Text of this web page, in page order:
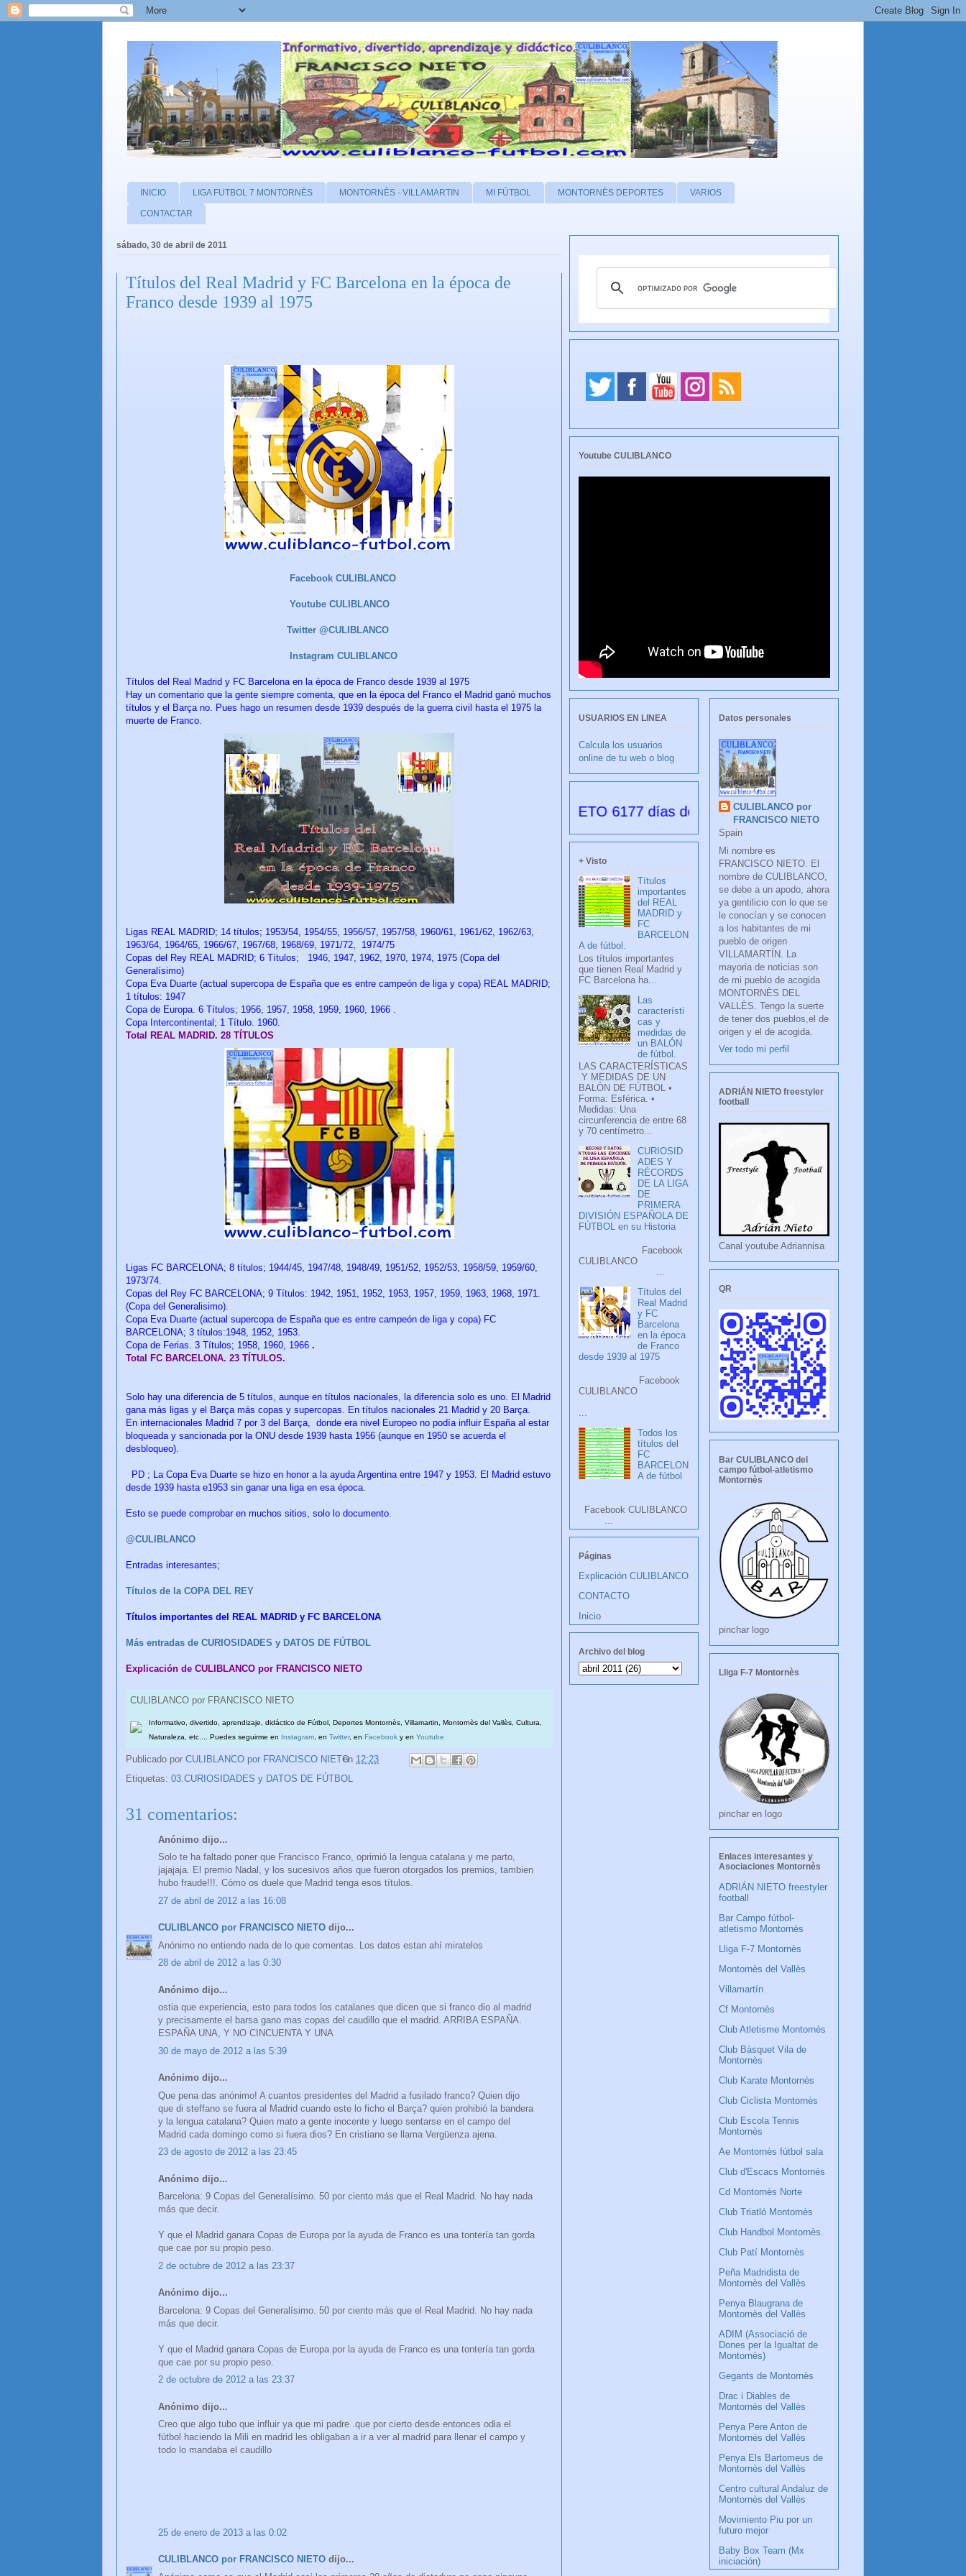
INICIO LIGA FUTBOL 7 MONTORNÈS MONTORNÈS - VILLAMARTIN MI FÚTBOL MONTORNÈS DEPORTES VARIOS
CONTACTAR
sábado, 30 de abril de 2011
Títulos del Real Madrid y FC Barcelona en la época de
Franco desde 1939 al 1975
Facebook CULIBLANCO
Youtube CULIBLANCO
Twitter @CULIBLANCO
Instagram CULIBLANCO
Títulos del Real Madrid y FC Barcelona en la época de Franco desde 1939 al 1975
Hay un comentario que la gente siempre comenta, que en la época del Franco el Madrid ganó muchos
títulos y el Barça no. Pues hago un resumen desde 1939 después de la guerra civil hasta el 1975 la
muerte de Franco.
Ligas REAL MADRID; 14 títulos; 1953/54, 1954/55, 1956/57, 1957/58, 1960/61, 1961/62, 1962/63,
1963/64, 1964/65, 1966/67, 1967/68, 1968/69, 1971/72, 1974/75
Copas del Rey REAL MADRID; 6 Títulos; 1946, 1947, 1962, 1970, 1974, 1975 (Copa del
Generalísimo)
Copa Eva Duarte (actual supercopa de España que es entre campeón de liga y copa) REAL MADRID;
1 títulos: 1947
Copa de Europa. 6 Títulos; 1956, 1957, 1958, 1959, 1960, 1966 .
Copa Intercontinental; 1 Título. 1960.
Total REAL MADRID. 28 TÍTULOS
Ligas FC BARCELONA; 8 títulos; 1944/45, 1947/48, 1948/49, 1951/52, 1952/53, 1958/59, 1959/60,
1973/74.
Copas del Rey FC BARCELONA; 9 Títulos: 1942, 1951, 1952, 1953, 1957, 1959, 1963, 1968, 1971.
(Copa del Generalisimo).
Copa Eva Duarte (actual supercopa de España que es entre campeón de liga y copa) FC
BARCELONA; 3 títulos:1948, 1952, 1953.
Copa de Ferias. 3 Títulos; 1958, 1960, 1966 .
Total FC BARCELONA. 23 TÍTULOS.
Solo hay una diferencia de 5 títulos, aunque en títulos nacionales, la diferencia solo es uno. El Madrid
gana más ligas y el Barça más copas y supercopas. En títulos nacionales 21 Madrid y 20 Barça.
En internacionales Madrid 7 por 3 del Barça, donde era nivel Europeo no podía influir España al estar
bloqueada y sancionada por la ONU desde 1939 hasta 1956 (aunque en 1950 se acuerda el
desbloqueo).
PD ; La Copa Eva Duarte se hizo en honor a la ayuda Argentina entre 1947 y 1953. El Madrid estuvo
desde 1939 hasta e1953 sin ganar una liga en esa época.
Esto se puede comprobar en muchos sitios, solo lo documento.
@CULIBLANCO
Entradas interesantes;
Títulos de la COPA DEL REY
Títulos importantes del REAL MADRID y FC BARCELONA
Más entradas de CURIOSIDADES y DATOS DE FÚTBOL
Explicación de CULIBLANCO por FRANCISCO NIETO
CULIBLANCO por FRANCISCO NIETO
Informativo, divertido, aprendizaje, didáctico de Fútbol, Deportes Montornès, Villamartin, Montornès del Vallès, Cultura,
Naturaleza, etc.... Puedes seguirme en
Instagram, en Twitter, en Facebook y en Youtube
Publicado por CULIBLANCO por FRANCISCO NIETO
en 12:23
Etiquetas: 03.CURIOSIDADES y DATOS DE FÚTBOL
31 comentarios:
Anónimo dijo...
Solo te ha faltado poner que Francisco Franco, oprimió la lengua catalana y me parto,
jajajaja. El premio Nadal, y los sucesivos años que fueron otorgados los premios, tambien
hubo fraude!!!. Cómo os duele que Madrid tenga esos títulos.
27 de abril de 2012 a las 16:08
CULIBLANCO por FRANCISCO NIETO dijo...
Anónimo no entiendo nada de lo que comentas. Los datos estan ahí miratelos
28 de abril de 2012 a las 0:30
Anónimo dijo...
ostia que experiencia, esto para todos los catalanes que dicen que si franco dio al madrid
y precisamente el barsa gano mas copas del caudillo que el madrid. ARRIBA ESPAÑA.
ESPAÑA UNA, Y NO CINCUENTA Y UNA
30 de mayo de 2012 a las 5:39
Anónimo dijo...
Que pena das anónimo! A cuantos presidentes del Madrid a fusilado franco? Quien dijo
que di steffano se fuera al Madrid cuando este lo ficho el Barça? quien prohibió la bandera
y la lengua catalana? Quien mato a gente inocente y luego sentarse en el campo del
Madrid cada domingo como si fuera dios? En cristiano se llama Vergüenza ajena.
23 de agosto de 2012 a las 23:45
Anónimo dijo...
Barcelona: 9 Copas del Generalísimo. 50 por ciento más que el Real Madrid. No hay nada
más que decir.
Y que el Madrid ganara Copas de Europa por la ayuda de Franco es una tontería tan gorda
que cae por su propio peso.
2 de octubre de 2012 a las 23:37
Anónimo dijo...
Barcelona: 9 Copas del Generalísimo. 50 por ciento más que el Real Madrid. No hay nada
más que decir.
Y que el Madrid ganara Copas de Europa por la ayuda de Franco es una tontería tan gorda
que cae por su propio peso.
2 de octubre de 2012 a las 23:37
Anónimo dijo...
Creo que algo tubo que influir ya que mi padre .que por cierto desde entonces odia el
fútbol haciendo la Mili en madrid les obligaban a ir a ver al madrid para llenar el campo y
todo lo mandaba el caudillo
25 de enero de 2013 a las 0:02
CULIBLANCO por FRANCISCO NIETO dijo...
Youtube CULIBLANCO
USUARIOS EN LINEA
Calcula los usuarios
online de tu web o blog
CULIBLANCO por FRANCISCO NIETO 6177 días desde su creación
+ Visto
Títulos
importantes
del REAL
MADRID y
FC
BARCELON
A de fútbol.
Los títulos importantes
que tienen Real Madrid y
FC Barcelona ha...
Las
característi
cas y
medidas de
un BALÓN
de fútbol.
LAS CARACTERÍSTICAS
Y MEDIDAS DE UN
BALÓN DE FÚTBOL •
Forma: Esférica. •
Medidas: Una
circunferencia de entre 68
y 70 centímetro...
CURIOSID
ADES Y
RÉCORDS
DE LA LIGA
DE
PRIMERA
DIVISIÓN ESPAÑOLA DE
FÚTBOL en su Historia
Facebook
CULIBLANCO
...
Títulos del
Real Madrid
y FC
Barcelona
en la época
de Franco
desde 1939 al 1975
Facebook
CULIBLANCO
Todos los
títulos del
FC
BARCELON
A de fútbol
Facebook CULIBLANCO
...
Páginas
Explicación CULIBLANCO
CONTACTO
Inicio
Archivo del blog
Datos personales
CULIBLANCO por
FRANCISCO NIETO
Spain
Mi nombre es
FRANCISCO NIETO. El
nombre de CULIBLANCO,
se debe a un apodo, ahora
ya gentilicio con lo que se
le conocían y se conocen
a los habitantes de mi
pueblo de origen
VILLAMARTÍN. La
mayoria de noticias son
de mi pueblo de acogida
MONTORNÈS DEL
VALLÈS. Tengo la suerte
de tener dos pueblos,el de
origen y el de acogida.
Ver todo mi perfil
ADRIÁN NIETO freestyler
football
Canal youtube Adriannisa
QR
Bar CULIBLANCO del
campo fútbol-atletismo
Montornès
pinchar logo
Lliga F-7 Montornès
pinchar en logo
Enlaces interesantes y
Asociaciones Montornès
ADRIÁN NIETO freestyler
football
Bar Campo fútbol-
atletismo Montornès
Lliga F-7 Montornès
Montornès del Vallès
Villamartín
Cf Montornès
Club Atletisme Montornès
Club Bàsquet Vila de
Montornès
Club Karate Montornès
Club Ciclista Montornès
Club Escola Tennis
Montornès
Ae Montornès fútbol sala
Club d'Escacs Montornés
Cd Montornès Norte
Club Triatló Montornès
Club Handbol Montornès.
Club Patí Montornès
Peña Madridista de
Montornès del Vallès
Penya Blaugrana de
Montornès del Vallès
ADIM (Associació de
Dones per la Igualtat de
Montornès)
Gegants de Montornès
Drac i Diables de
Montornès del Vallès
Penya Pere Anton de
Montornès del Vallès
Penya Els Bartomeus de
Montornès del Vallès
Centro cultural Andaluz de
Montornès del Vallès
Movimiento Piu por un
futuro mejor
Baby Box Team (Mx
iniciación)